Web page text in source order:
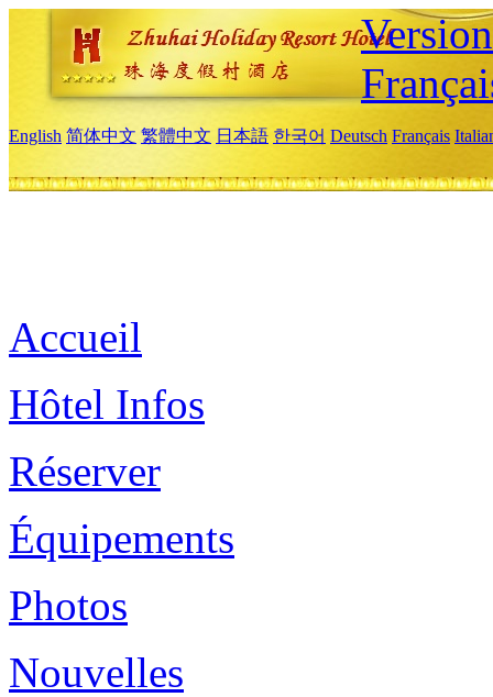
English 简体中文 繁體中文 日本語 한국어 Deutsch Français
Accueil
Hôtel Infos
Réserver
Équipements
Photos
Nouvelles